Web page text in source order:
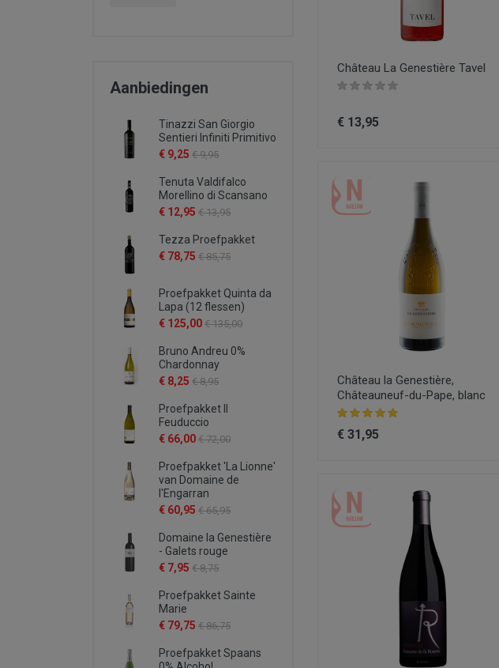
Aanbiedingen
Tinazzi San Giorgio
Sentieri Infiniti Primitivo
€ 9,25 € 9,95
Tenuta Valdifalco
Morellino di Scansano
€ 12,95 € 13,95
Tezza Proefpakket
€ 78,75 € 85,75
Proefpakket Quinta da
Lapa (12 flessen)
€ 125,00 € 135,00
Bruno Andreu 0%
Chardonnay
€ 8,25 € 8,95
Proefpakket Il
Feuduccio
€ 66,00 € 72,00
Proefpakket 'La Lionne'
van Domaine de
l'Engarran
€ 60,95 € 65,95
Domaine la Genestière
- Galets rouge
€ 7,95 € 8,75
Proefpakket Sainte
Marie
€ 79,75 € 86,75
Proefpakket Spaans
Château La Genestière Tavel
€ 13,95
Château la Genestière,
Châteauneuf-du-Pape, blanc
€ 31,95